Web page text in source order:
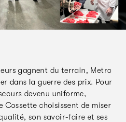
gagnent du terrain, Metro
dans la guerre des prix. Pour
devenu uniforme,
Cossette choisissent de miser
son savoir-faire et ses